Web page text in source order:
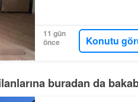
11 gün
önce
Konutu
buradan da